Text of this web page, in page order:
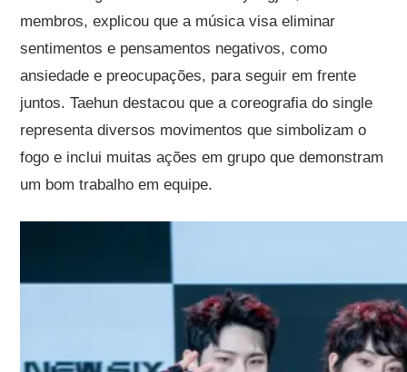
membros, explicou que a música visa eliminar
sentimentos e pensamentos negativos, como
ansiedade e preocupações, para seguir em frente
juntos. Taehun destacou que a coreografia do single
representa diversos movimentos que simbolizam o
fogo e inclui muitas ações em grupo que demonstram
um bom trabalho em equipe.